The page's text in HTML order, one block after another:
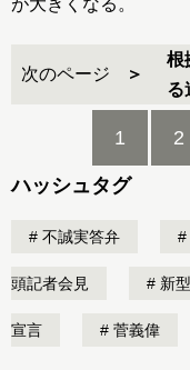
が大きくなる。
次のページ
根
る
1 2
ハッシュタグ
不誠実答弁
頭記者会見 新
宣言 菅義偉